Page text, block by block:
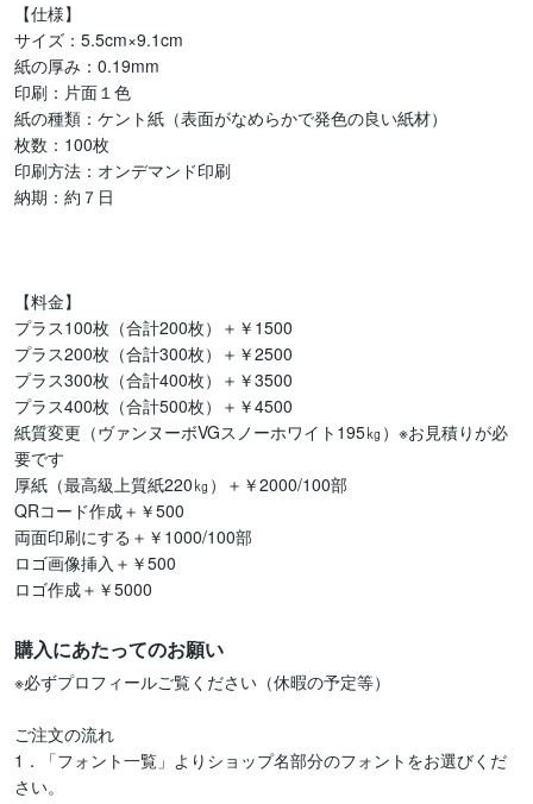
【仕様】
サイズ：5.5cm×9.1cm
紙の厚み：0.19mm
印刷：片面１色
紙の種類：ケント紙（表面がなめらかで発色の良い紙材）
枚数：100枚
印刷方法：オンデマンド印刷
納期：約７日
【料金】
プラス100枚（合計200枚）＋￥1500
プラス200枚（合計300枚）＋￥2500
プラス300枚（合計400枚）＋￥3500
プラス400枚（合計500枚）＋￥4500
紙質変更（ヴァンヌーボVGスノーホワイト195㎏）※お見積りが必
要です
厚紙（最高級上質紙220㎏）＋￥2000/100部
QRコード作成＋￥500
両面印刷にする＋￥1000/100部
ロゴ画像挿入＋￥500
ロゴ作成＋￥5000
購入にあたってのお願い
※必ずプロフィールご覧ください（休暇の予定等）
ご注文の流れ
1．「フォント一覧」よりショップ名部分のフォントをお選びくだ
さい。